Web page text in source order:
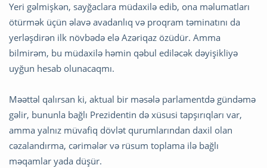
Yeri gəlmişkən, sayğaclara müdaxilə edib, ona məlumatları
ötürmək üçün əlavə avadanlıq və proqram təminatını da
yerləşdirən ilk növbədə elə Azəriqaz özüdür. Amma
bilmirəm, bu müdaxilə həmin qəbul ediləcək dəyişikliyə
uyğun hesab olunacaqmı.
Məəttəl qalırsan ki, aktual bir məsələ parlamentdə gündəmə
gəlir, bununla bağlı Prezidentin də xüsusi tapşırıqları var,
amma yalnız müvafiq dövlət qurumlarından daxil olan
cəzalandırma, cərimələr və rüsum toplama ilə bağlı
məqamlar yada düşür.